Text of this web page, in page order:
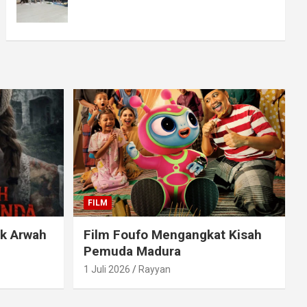
Arwah
FILM
Film Foufo Mengangkat Kisah
Pemuda Madura
1 Juli 2026 Rayyan